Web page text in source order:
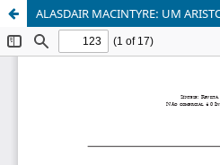
ALASDAIR MACINTYRE: UM